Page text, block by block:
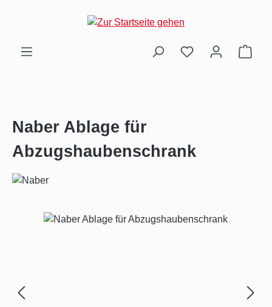
Zum Hauptinhalt springen
Naber Ablage für
Abzugshaubenschrank
Bildergalerie überspringen